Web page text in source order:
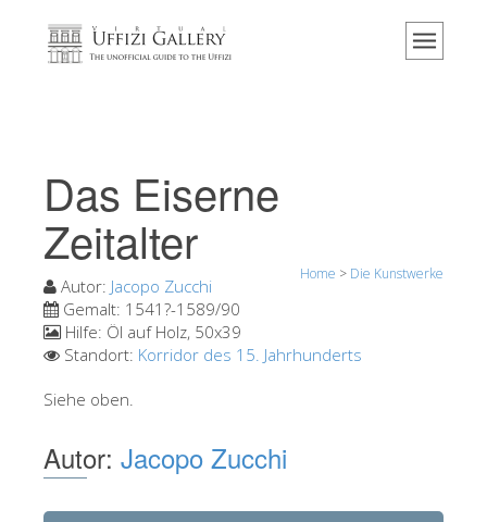
Home
Veranstaltungen & Ausstellungen
Besucher Bewertungen
Die Uffizien entdecken
Jetzt buchen
Die Säle
Die Künstler
Das Eiserne
Zeitalter
Home > Die Kunstwerke
Autor: Jacopo Zucchi
Gemalt: 1541?-1589/90
Hilfe: Öl auf Holz, 50x39
Standort: Korridor des 15. Jahrhunderts
Siehe oben.
Autor: Jacopo Zucchi